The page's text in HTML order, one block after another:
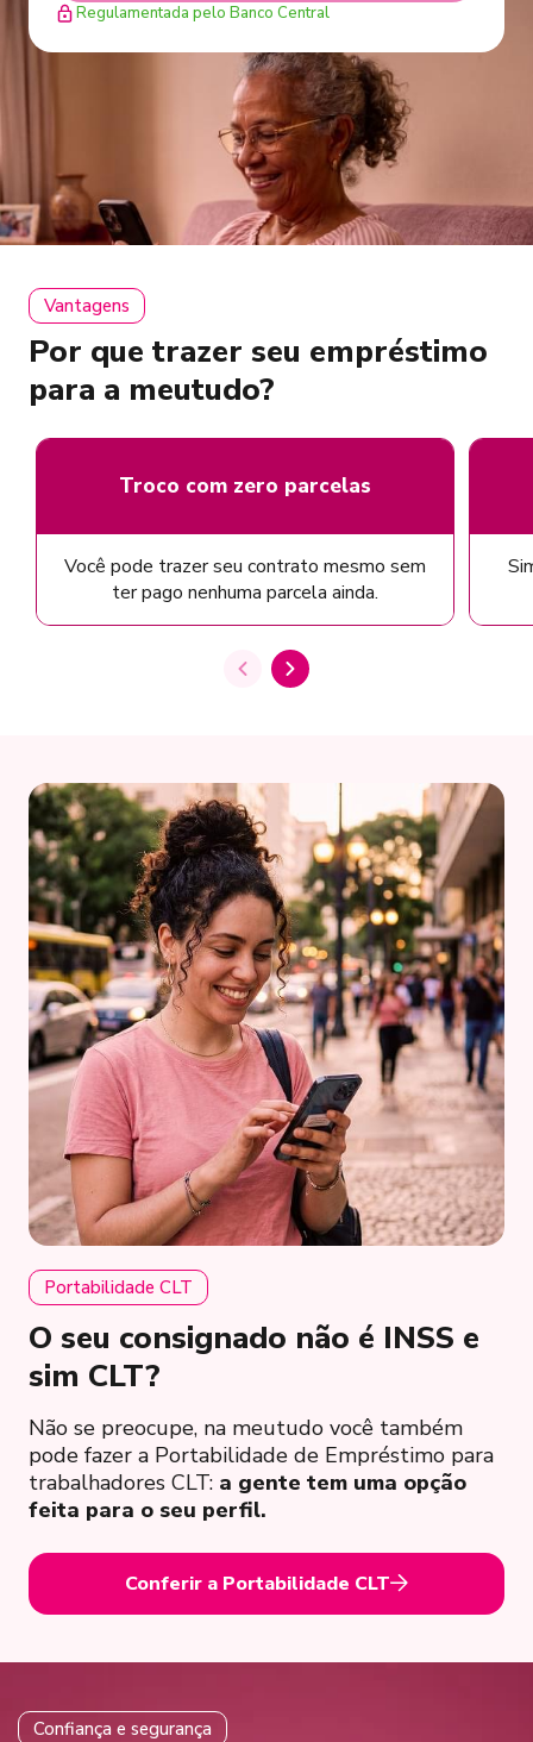
Regulamentada pelo Banco Central
Vantagens
Por que trazer seu empréstimo
para a meutudo?
Troco com zero parcelas
Você pode trazer seu contrato mesmo sem
ter pago nenhuma parcela ainda.
Portabilidade CLT
O seu consignado não é INSS e
sim CLT?
Não se preocupe, na meutudo você também
pode fazer a Portabilidade de Empréstimo para
trabalhadores CLT: a gente tem uma opção
feita para o seu perfil.
Conferir a Portabilidade CLT
Confiança e segurança